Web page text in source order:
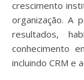
crescimento
organização. A
resultados,
conhecimento
incluindo CRM e